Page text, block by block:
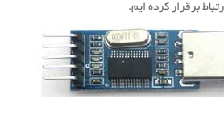
برقرار کرده ایم.